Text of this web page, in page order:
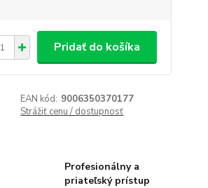
Pridať do košíka
EAN kód: 9006350370177
Strážiť cenu / dostupnosť
Profesionálny a
priateľský prístup